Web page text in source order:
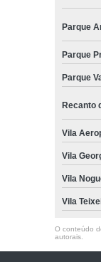
Parque
Parque
Parque
Recanto
Vila
Vila
Vila
Vila
O conteúdo
autorais